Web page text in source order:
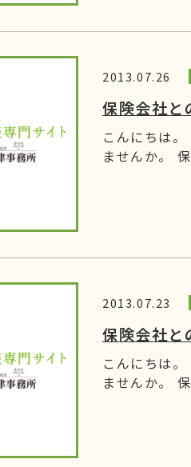
2013.07.26
保険会社と
こんにちは
ませんか。
2013.07.23
保険会社と
こんにちは
ませんか。